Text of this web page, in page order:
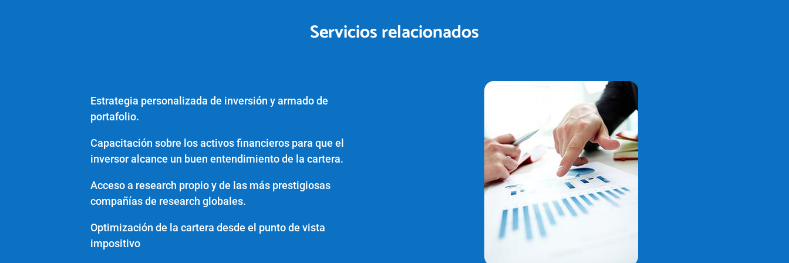
Servicios relacionados
Estrategia personalizada de inversión y armado de
portafolio.
Capacitación sobre los activos financieros para que el
inversor alcance un buen entendimiento de la cartera.
Acceso a research propio y de las más prestigiosas
compañías de research globales.
Optimización de la cartera desde el punto de vista
impositivo